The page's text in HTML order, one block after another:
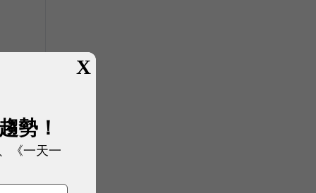
X
勢！
《一天一